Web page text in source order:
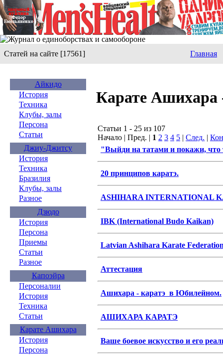
Статей на сайте [17561] Главная
Айкидо
История
Техника
Клубы, залы
Персона
Статьи
Джиу-Джитсу
История
Техника
Бразилия
Клубы, залы
Разное
Дзюдо
История
Персона
Приемы
Статьи
Разное
Капоэйра
Персоналии
История
Техника
Статьи
Карате Ашихара
История
Персона
Карате Ашихара
Статьи 1 - 25 из 107
Начало | Пред. | 1 2 3 4 5 | След. |
"Выйди на татами и покажи,
20 принципов каратэ.
ASHIHARA INTERNATIONAL
IBK (International Budo Kaikan)
Latvian Ashihara Karate
Аттестация
Ашихара - каратэ в Юбилейном.
АШИХАРА КАРАТЭ
Ваше боевое искусство и его